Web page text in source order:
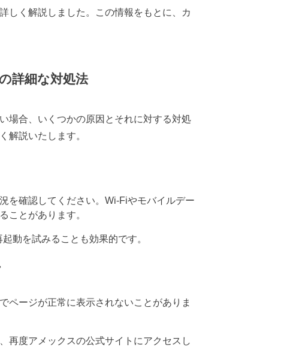
しく解説しました。この情報をもとに、カ
詳細な対処法
場合、いくつかの原因とそれに対する対処
解説いたします。
を確認してください。Wi-Fiやモバイルデー
ことがあります。
動を試みることも効果的です。
ページが正常に表示されないことがありま
再度アメックスの公式サイトにアクセスし